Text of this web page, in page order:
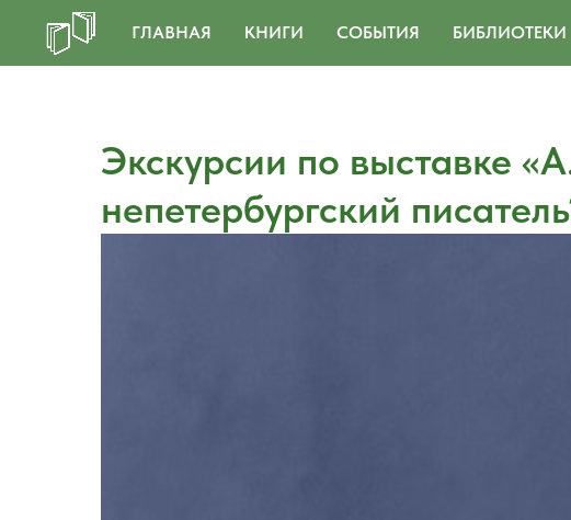
ГЛАВНАЯ КНИГИ СОБЫТИЯ БИБЛИОТЕКИ
Экскурсии по выставке
непетербургский